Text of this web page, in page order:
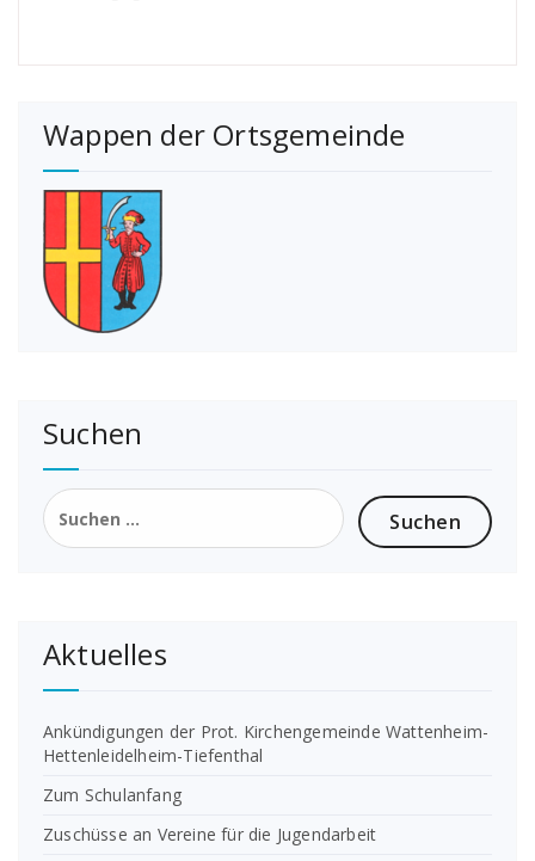
Wappen der Ortsgemeinde
Suchen
Suchen
nach:
Aktuelles
Ankündigungen der Prot. Kirchengemeinde Wattenheim-
Hettenleidelheim-Tiefenthal
Zum Schulanfang
Zuschüsse an Vereine für die Jugendarbeit